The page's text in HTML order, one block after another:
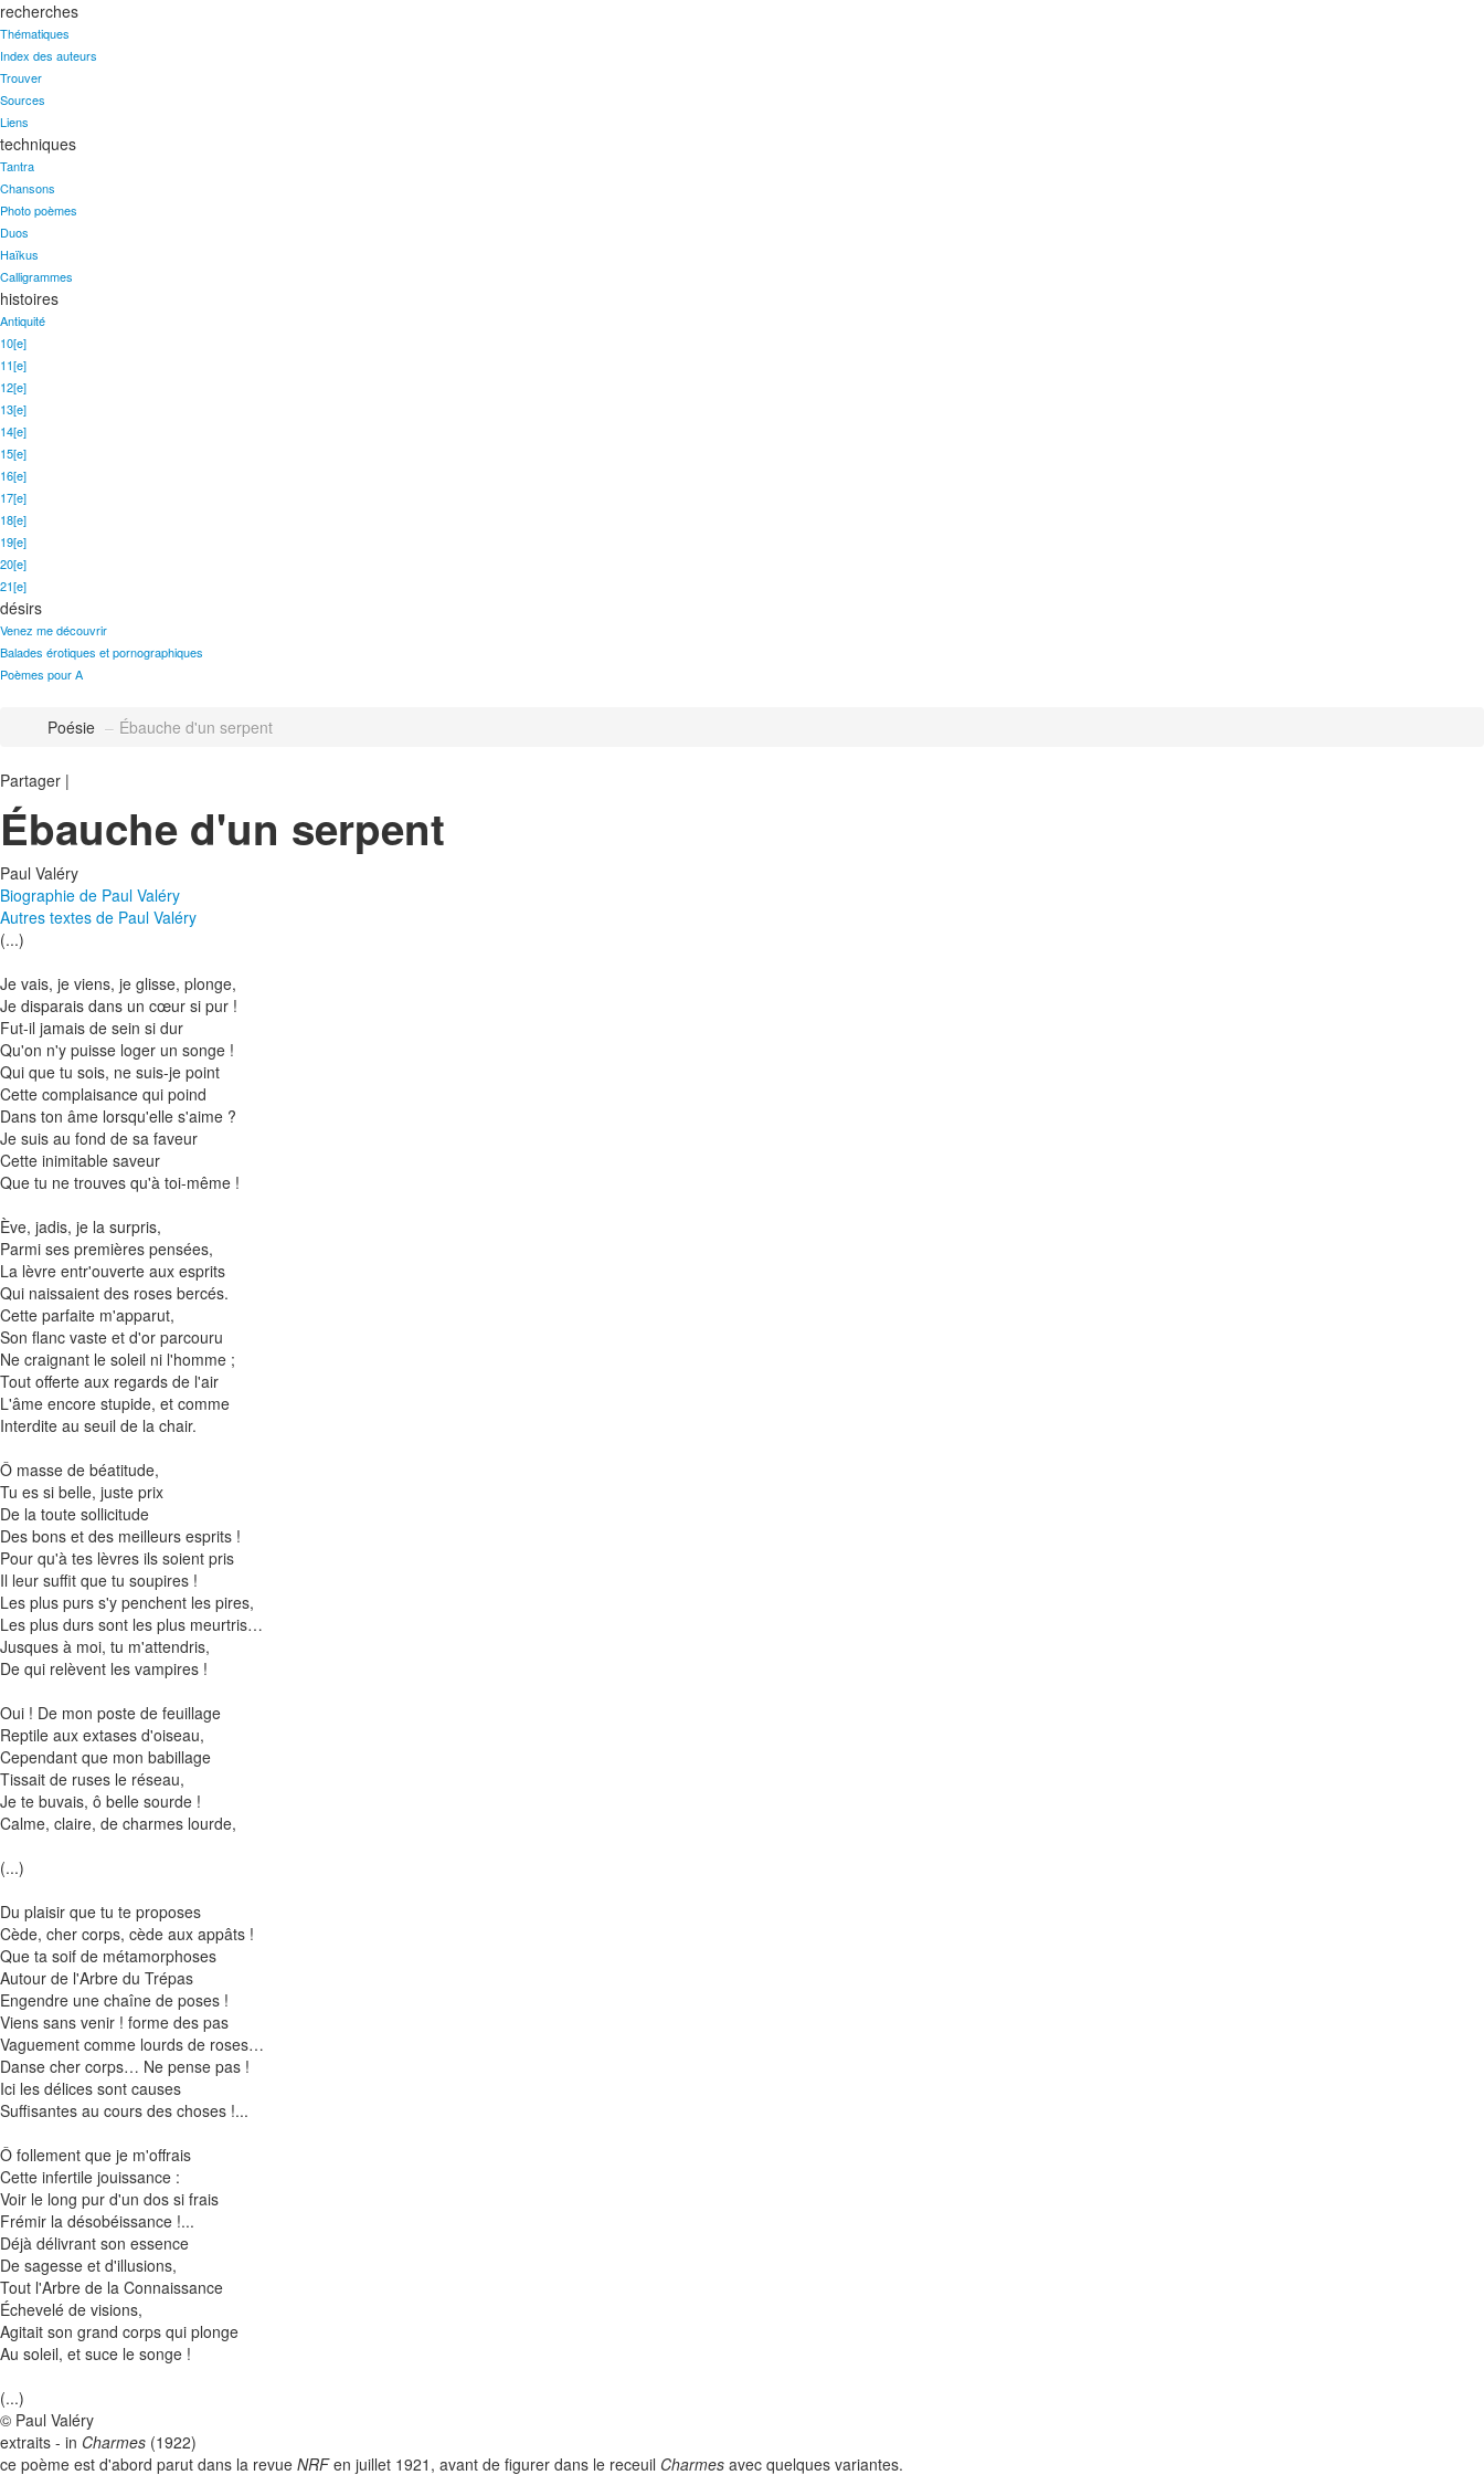
recherches
Thématiques
Index des auteurs
Trouver
Sources
Liens
techniques
Tantra
Chansons
Photo poèmes
Duos
Haïkus
Calligrammes
histoires
Antiquité
10[e]
11[e]
12[e]
13[e]
14[e]
15[e]
16[e]
17[e]
18[e]
19[e]
20[e]
21[e]
désirs
Venez me découvrir
Balades érotiques et pornographiques
Poèmes pour A
Poésie – Ébauche d'un serpent
Partager |
Ébauche d'un serpent
Paul Valéry
Biographie de Paul Valéry
Autres textes de Paul Valéry
(...)
Je vais, je viens, je glisse, plonge,
Je disparais dans un cœur si pur !
Fut-il jamais de sein si dur
Qu'on n'y puisse loger un songe !
Qui que tu sois, ne suis-je point
Cette complaisance qui poind
Dans ton âme lorsqu'elle s'aime ?
Je suis au fond de sa faveur
Cette inimitable saveur
Que tu ne trouves qu'à toi-même !
Ève, jadis, je la surpris,
Parmi ses premières pensées,
La lèvre entr'ouverte aux esprits
Qui naissaient des roses bercés.
Cette parfaite m'apparut,
Son flanc vaste et d'or parcouru
Ne craignant le soleil ni l'homme ;
Tout offerte aux regards de l'air
L'âme encore stupide, et comme
Interdite au seuil de la chair.
Ô masse de béatitude,
Tu es si belle, juste prix
De la toute sollicitude
Des bons et des meilleurs esprits !
Pour qu'à tes lèvres ils soient pris
Il leur suffit que tu soupires !
Les plus purs s'y penchent les pires,
Les plus durs sont les plus meurtris…
Jusques à moi, tu m'attendris,
De qui relèvent les vampires !
Oui ! De mon poste de feuillage
Reptile aux extases d'oiseau,
Cependant que mon babillage
Tissait de ruses le réseau,
Je te buvais, ô belle sourde !
Calme, claire, de charmes lourde,
(...)
Du plaisir que tu te proposes
Cède, cher corps, cède aux appâts !
Que ta soif de métamorphoses
Autour de l'Arbre du Trépas
Engendre une chaîne de poses !
Viens sans venir ! forme des pas
Vaguement comme lourds de roses…
Danse cher corps… Ne pense pas !
Ici les délices sont causes
Suffisantes au cours des choses !...
Ô follement que je m'offrais
Cette infertile jouissance :
Voir le long pur d'un dos si frais
Frémir la désobéissance !...
Déjà délivrant son essence
De sagesse et d'illusions,
Tout l'Arbre de la Connaissance
Échevelé de visions,
Agitait son grand corps qui plonge
Au soleil, et suce le songe !
(...)
© Paul Valéry
extraits - in Charmes (1922)
ce poème est d'abord parut dans la revue NRFen juillet 1921, avant de figurer dans le receuil Charmes avec quelques variantes.